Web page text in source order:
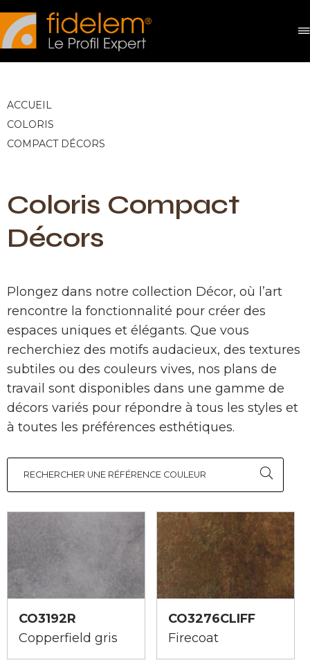
Panneau de gestion des cookies
ACCUEIL
COLORIS
COMPACT DÉCORS
Coloris Compact
Décors
Plongez dans notre collection Décor, où l’art
rencontre la fonctionnalité pour créer des
espaces uniques et élégants. Que vous
recherchiez des motifs audacieux, des textures
subtiles ou des couleurs vives, nos plans de
travail sont disponibles dans une gamme de
décors variés pour répondre à tous les styles et
à toutes les préférences esthétiques.
RECHERCHER UNE RÉFÉRENCE COULEUR
CO3192R
Copperfield gris
CO3276CLIFF
Firecoat